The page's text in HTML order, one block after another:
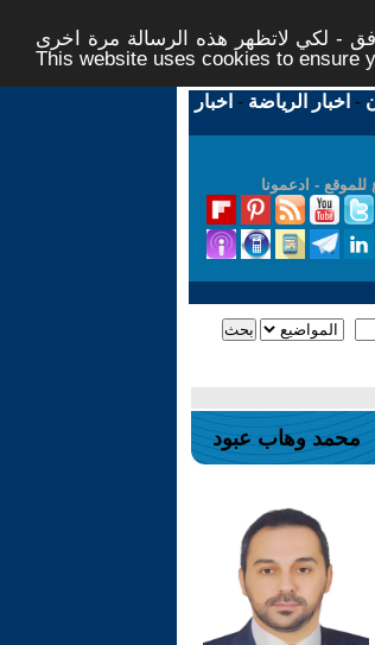
- لكي لاتظهر هذه الرسالة مرة اخرى -
This website uses cookies to ensure
- اخبار الرياضة - اخبار
للموقع - ادعمونا
محمد وهاب عبود